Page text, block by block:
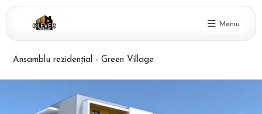
Meniu
Ansamblu rezidențial - Green Village